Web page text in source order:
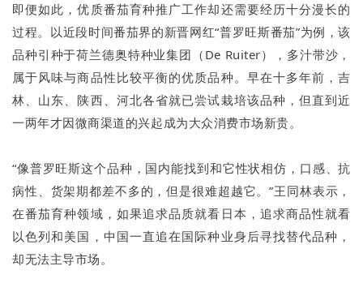
即便如此，优质番茄育种推广工作却还需要经历十分漫长的
过程。以近段时间番茄界的新晋网红“普罗旺斯番茄”为例，该
品种引种于荷兰德奥特种业集团（De Ruiter），多汁带沙，
属于风味与商品性比较平衡的优质品种。早在十多年前，吉
林、山东、陕西、河北各省就已尝试栽培该品种，但直到近
一两年才因微商渠道的兴起成为大众消费市场新贵。
“像普罗旺斯这个品种，国内能找到和它性状相仿，口感、抗
病性、货架期都差不多的，但是很难超越它。”王同林表示，
在番茄育种领域，如果追求品质就看日本，追求商品性就看
以色列和美国，中国一直追在国际种业身后寻找替代品种，
却无法主导市场。